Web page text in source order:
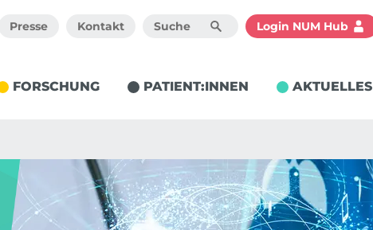
Presse Kontakt Login NUM Hub
FORSCHUNG PATIENT:INNEN AKTUELLES